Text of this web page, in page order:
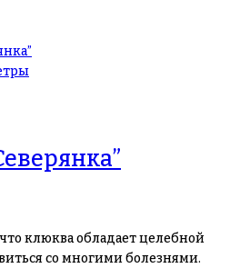
клюква обладает целебной
со многими болезнями.